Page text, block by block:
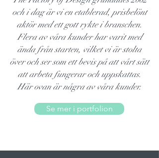
och i dag är vi en etablerad, prisbelönt
aktör med ett gott rykte i branschen.
Flera av våra kunder har varit med
ända från starten, vilket vi är stolta
över och ser som ett bevis på att vårt sätt
att arbeta fungerar och uppskattas.
Här ovan är några av våra kunder.
Se mer i portfolion